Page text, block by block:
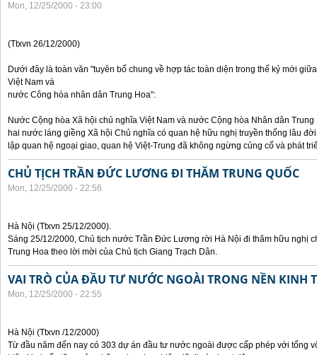
Mon, 12/25/2000 - 23:00
(Ttxvn 26/12/2000)
Dưới đây là toàn văn "tuyên bố chung về hợp tác toàn diện trong thế kỷ mới
Việt Nam và
nước Công hòa nhân dân Trung Hoa":
Nước Cộng hòa Xã hội chủ nghĩa Việt Nam và nước Cộng hòa Nhân dân
hai nước láng giềng Xã hội Chủ nghĩa có quan hệ hữu nghị truyền thống lâu
lập quan hệ ngoại giao, quan hệ Việt-Trung đã không ngừng củng cố và phát
CHỦ TỊCH TRẦN ĐỨC LƯƠNG ĐI THĂM TRUNG QUỐC
Mon, 12/25/2000 - 22:56
Hà Nội (Ttxvn 25/12/2000).
Sáng 25/12/2000, Chủ tịch nước Trần Đức Lương rời Hà Nội đi thăm hữu nghị
Trung Hoa theo lời mời của Chủ tịch Giang Trạch Dân.
VAI TRÒ CỦA ĐẦU TƯ NƯỚC NGOÀI TRONG NỀN KINH
Mon, 12/25/2000 - 22:55
Hà Nội (Ttxvn /12/2000)
Từ đầu năm đến nay có 303 dự án đầu tư nước ngoài được cấp phép với tổng